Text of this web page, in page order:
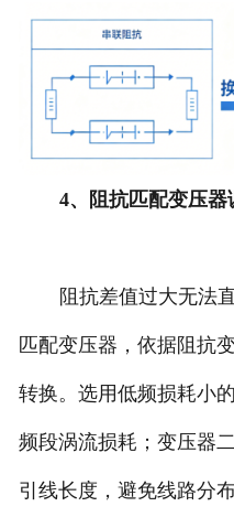
4、阻抗匹配变压器
阻抗差值过大无法
匹配变压器，依据阻抗
转换。选用低频损耗小
频段涡流损耗；变压器
引线长度，避免线路分